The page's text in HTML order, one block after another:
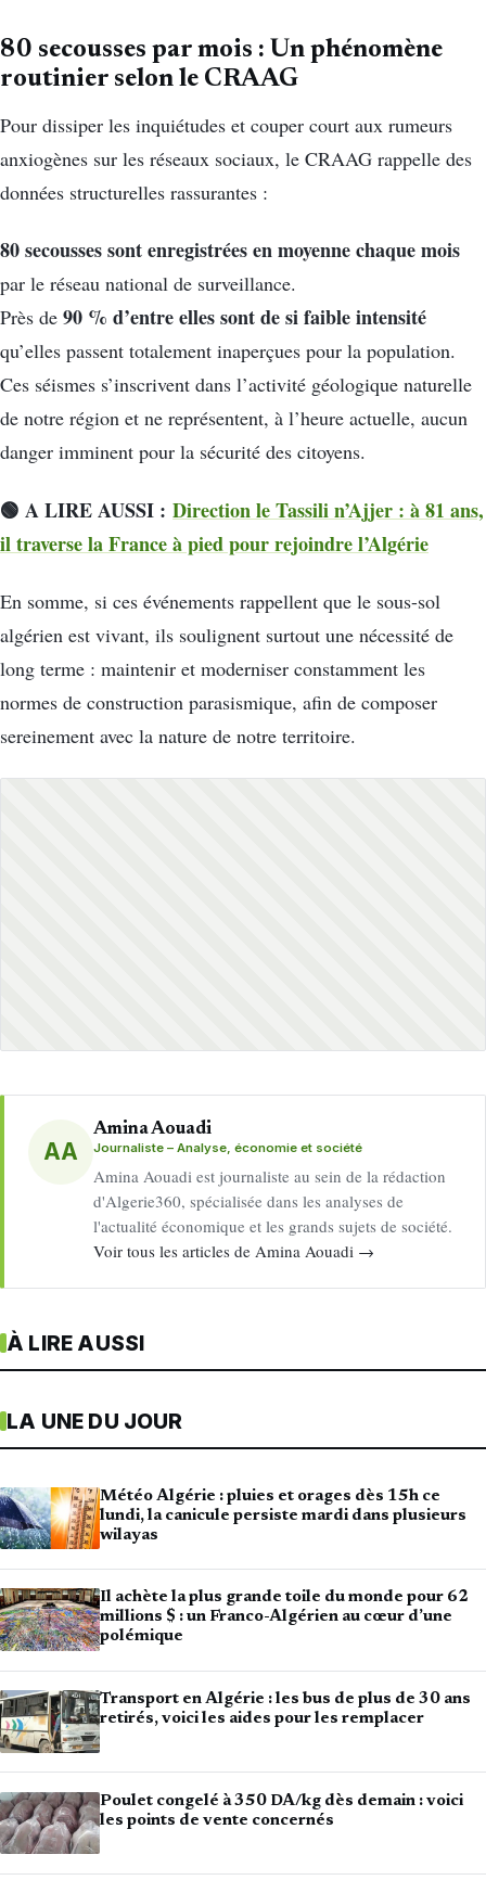
80 secousses par mois : Un phénomène
routinier selon le CRAAG
Pour dissiper les inquiétudes et couper court aux rumeurs
anxiogènes sur les réseaux sociaux, le CRAAG rappelle des
données structurelles rassurantes :
80 secousses sont enregistrées en moyenne chaque mois
par le réseau national de surveillance.
Près de 90 % d’entre elles sont de si faible intensité
qu’elles passent totalement inaperçues pour la population.
Ces séismes s’inscrivent dans l’activité géologique naturelle
de notre région et ne représentent, à l’heure actuelle, aucun
danger imminent pour la sécurité des citoyens.
🟢 A LIRE AUSSI : Direction le Tassili n’Ajjer : à 81 ans,
il traverse la France à pied pour rejoindre l’Algérie
En somme, si ces événements rappellent que le sous-sol
algérien est vivant, ils soulignent surtout une nécessité de
long terme : maintenir et moderniser constamment les
normes de construction parasismique, afin de composer
sereinement avec la nature de notre territoire.
AA
Amina Aouadi
Journaliste – Analyse, économie et société
Amina Aouadi est journaliste au sein de la rédaction
d'Algerie360, spécialisée dans les analyses de
l'actualité économique et les grands sujets de société.
Voir tous les articles de Amina Aouadi →
À LIRE AUSSI
LA UNE DU JOUR
Météo Algérie : pluies et orages dès 15h ce
lundi, la canicule persiste mardi dans plusieurs
wilayas
Il achète la plus grande toile du monde pour 62
millions $ : un Franco-Algérien au cœur d’une
polémique
Transport en Algérie : les bus de plus de 30 ans
retirés, voici les aides pour les remplacer
Poulet congelé à 350 DA/kg dès demain : voici
les points de vente concernés